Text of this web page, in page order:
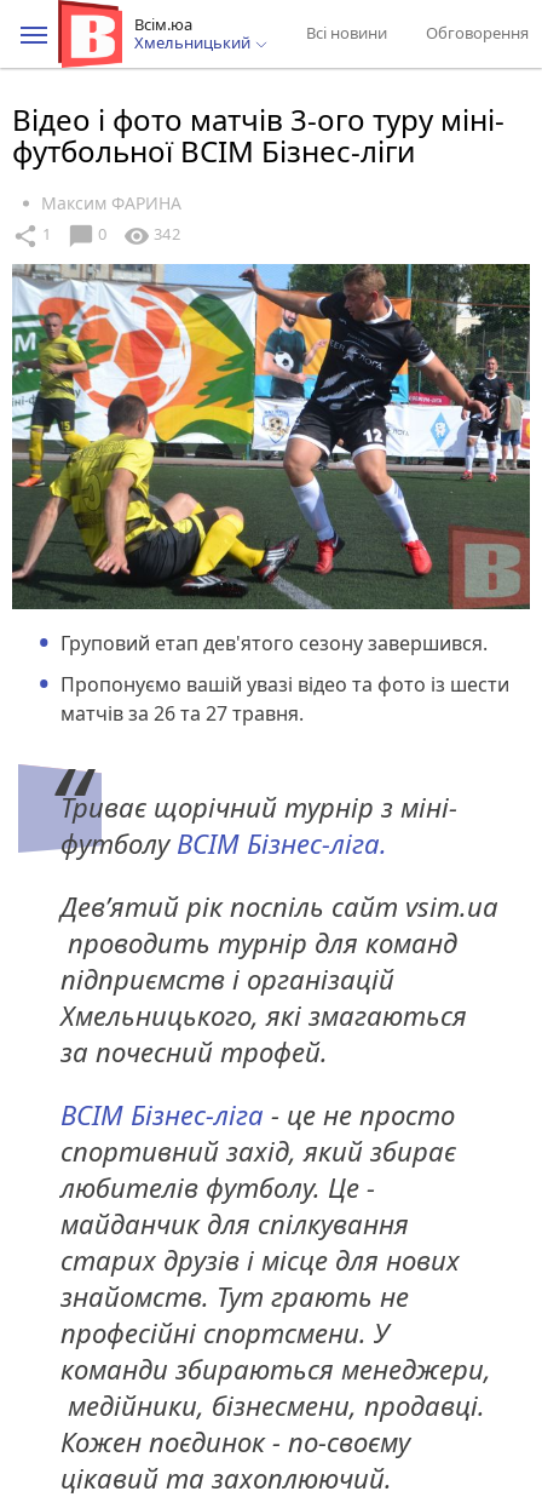
Всім.юа
Хмельницький
Всі новини Обговорення
Відео і фото матчів 3-ого туру міні-
футбольної ВСІМ Бізнес-ліги
Максим ФАРИНА
share 1 chat_bubble 0 visibility 342
Груповий етап дев'ятого сезону завершився.
Пропонуємо вашій увазі відео та фото із шести
матчів за 26 та 27 травня.
Триває щорічний турнір з міні-
футболуВСІМ Бізнес-ліга.
Дев’ятий рік поспіль сайт vsim.ua
проводить турнір для команд
підприємств і організацій
Хмельницького, які змагаються
за почесний трофей.
ВСІМ Бізнес-ліга - це не просто
спортивний захід, який збирає
любителів футболу. Це -
майданчик для спілкування
старих друзів і місце для нових
знайомств. Тут грають не
професійні спортсмени. У
команди збираються менеджери,
медійники, бізнесмени, продавці.
Кожен поєдинок - по-своєму
цікавий та захоплюючий.